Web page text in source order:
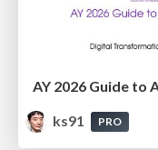
ks91
PRO